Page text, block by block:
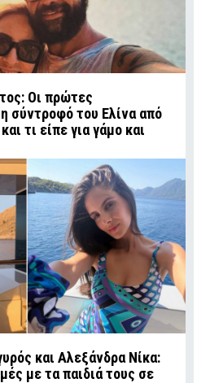
Οι πρώτες
σύντροφό του Ελίνα από
τι είπε για γάμο και
και Αλεξάνδρα Νίκα:
με τα παιδιά τους σε